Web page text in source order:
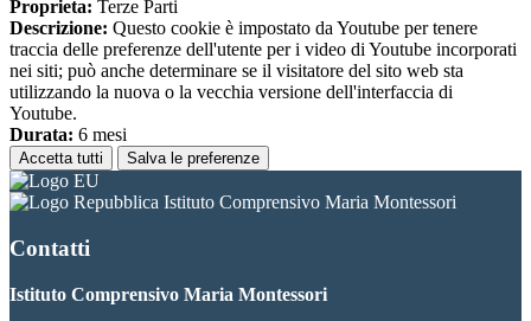
Proprieta: Terze Parti
Descrizione: Questo cookie è impostato da Youtube per tenere
traccia delle preferenze dell'utente per i video di Youtube incorporati
nei siti; può anche determinare se il visitatore del sito web sta
utilizzando la nuova o la vecchia versione dell'interfaccia di
Youtube.
Durata: 6 mesi
Accetta tutti Salva le preferenze
Istituto Comprensivo Maria Montessori
Contatti
Istituto Comprensivo Maria Montessori